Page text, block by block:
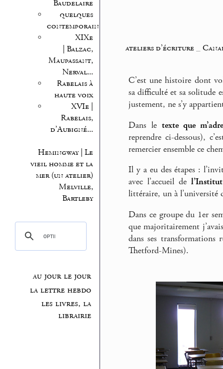
Baudelaire
quelques
contemporains
XIXe
| Balzac,
Maupassant,
Nerval...
Rabelais à
haute voix
XVIe |
Rabelais,
d’Aubigné...
Hemingway | Le
vieil homme et la
mer (un atelier)
Melville,
Bartleby
au jour le jour
la lettre hebdo
les livres, la
librairie
ateliers d’écriture_
C’est une histoire dont
sa difficulté et sa solitude
justement, ne s’y
Dans le texte que
reprendre ci-dessous),
remercier ensemble ce
Il y a eu des étapes :
avec l’accueil de
littéraire, un à l’université
Dans ce groupe du 1er
que majoritairement
dans ses transformations
Thetford-Mines).